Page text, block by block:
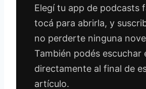
Elegí tu app de podcasts
tocá para abrirla, y
no perderte ninguna
También podés escuchar
directamente al final de
artículo.